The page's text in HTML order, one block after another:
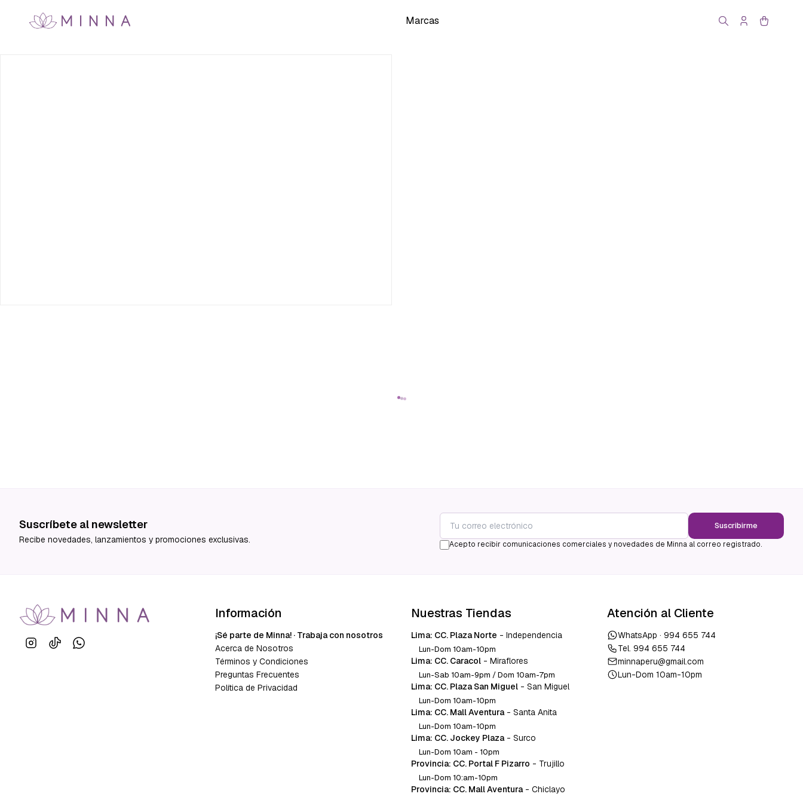
Marcas
Suscríbete al newsletter
Recibe novedades, lanzamientos y promociones exclusivas.
Suscribirme
Acepto recibir comunicaciones comerciales y novedades de Minna al correo registrado.
Información
¡Sé parte de Minna! · Trabaja con nosotros
Acerca de Nosotros
Términos y Condiciones
Preguntas Frecuentes
Política de Privacidad
Nuestras Tiendas
Lima: CC. Plaza Norte - Independencia
Lun-Dom 10am-10pm
Lima: CC. Caracol - Miraflores
Lun-Sab 10am-9pm / Dom 10am-7pm
Lima: CC. Plaza San Miguel - San Miguel
Lun-Dom 10am-10pm
Lima: CC. Mall Aventura - Santa Anita
Lun-Dom 10am-10pm
Lima: CC. Jockey Plaza - Surco
Lun-Dom 10am - 10pm
Provincia: CC. Portal F Pizarro - Trujillo
Lun-Dom 10:am-10pm
Provincia: CC. Mall Aventura - Chiclayo
Atención al Cliente
WhatsApp · 994 655 744
Tel. 994 655 744
minnaperu@gmail.com
Lun-Dom 10am-10pm